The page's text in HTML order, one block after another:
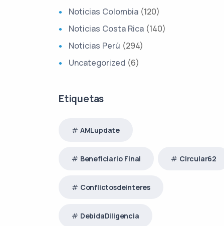
Noticias Colombia (120)
Noticias Costa Rica (140)
Noticias Perú (294)
Uncategorized (6)
Etiquetas
AMLupdate
Beneficiario Final Circular62
Conflictosdeinteres
DebidaDiligencia